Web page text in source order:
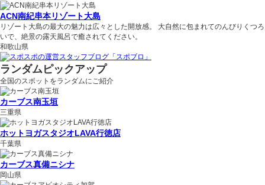
ACN南紀串本リゾート大島
リゾート大島の最大の魅力は広々とした開放感。 大自然に包まれてのんびりくつろ
いで、絶景の露天風呂で癒されてください。
和歌山県
ランダムピックアップ
全国のスポットをランダムにご紹介
カーブス南玉垣
三重県
ホットヨガスタジオLAVA行徳店
千葉県
カーブス真備ニシナ
岡山県